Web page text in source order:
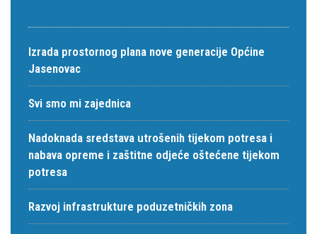
Izrada prostornog plana nove generacije Općine
Jasenovac
Svi smo mi zajednica
Nadoknada sredstava utrošenih tijekom potresa i
nabava opreme i zaštitne odjeće oštećene tijekom
potresa
Razvoj infrastrukture poduzetničkih zona